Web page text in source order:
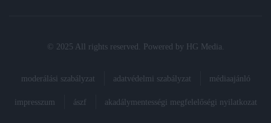
© 2025 All rights reserved. Powered by HG Media
moderálási szabályzat adatvédelmi szabályzat médiaajánló
impresszum ászf akadálymentességi megfelelőségi nyilatkozat